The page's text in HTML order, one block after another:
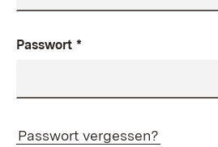
Passwort *
Passwort vergessen?